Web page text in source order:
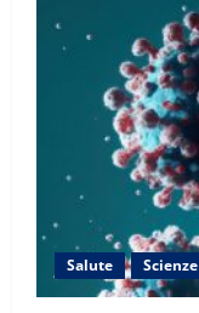
n
Salute Scienze